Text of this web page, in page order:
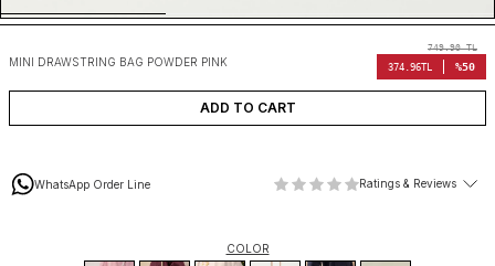
MINI DRAWSTRING BAG POWDER PINK
749.90TL
374.96TL %50
ADD TO CART
WhatsApp Order Line Ratings & Reviews
COLOR